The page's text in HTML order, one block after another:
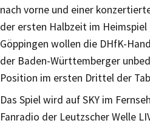
nach vorne und einer
der ersten Halbzeit im Heimspiel
Göppingen wollen die DHfK-
der Baden-Württemberger
Position im ersten Drittel der
Das Spiel wird auf SKY im
Fanradio der Leutzscher Welle